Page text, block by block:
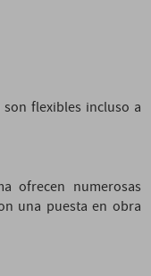
flexibles incluso a
ofrecen numerosas
una puesta en obra